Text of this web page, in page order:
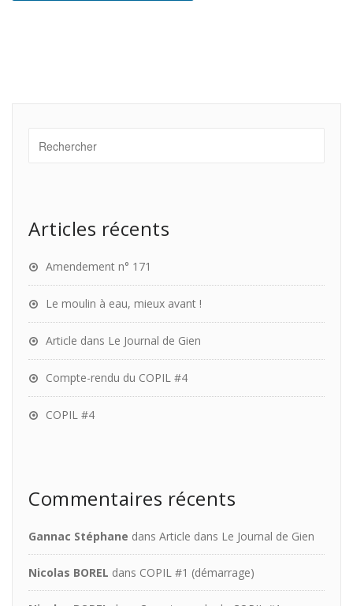
Articles récents
Amendement n° 171
Le moulin à eau, mieux avant !
Article dans Le Journal de Gien
Compte-rendu du COPIL #4
COPIL #4
Commentaires récents
Gannac Stéphane dans Article dans Le Journal de Gien
Nicolas BOREL dans COPIL #1 (démarrage)